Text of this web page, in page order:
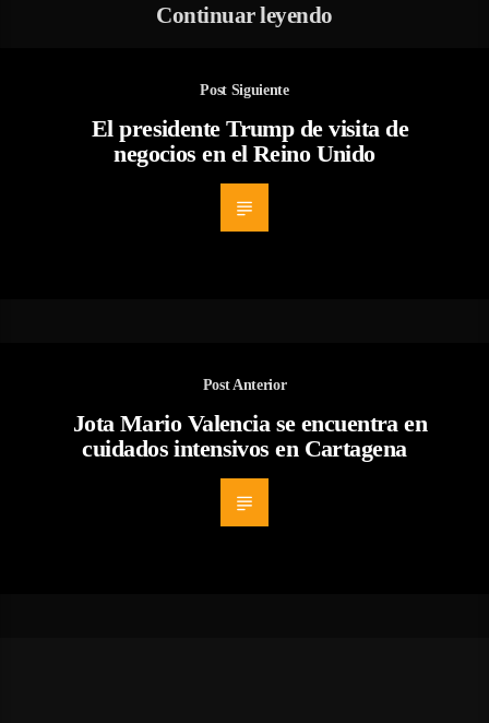
Continuar leyendo
Post Siguiente
El presidente Trump de visita de
negocios en el Reino Unido
Post Anterior
Jota Mario Valencia se encuentra en
cuidados intensivos en Cartagena